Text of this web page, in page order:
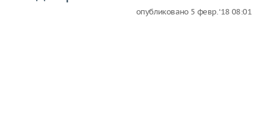
опубликовано 5 февр. ‘18 08:01